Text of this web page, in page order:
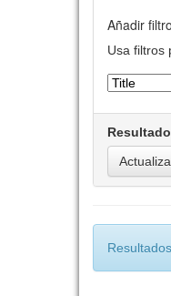
Añadir
Usa filtros